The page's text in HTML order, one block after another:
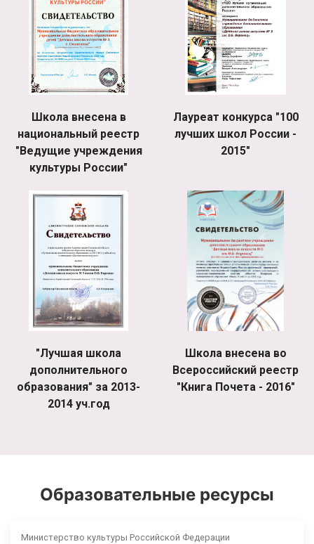
Школа внесена в
национальный реестр
"Ведущие учреждения
культуры России"
Лауреат конкурса "100
лучших школ России -
2015"
"Лучшая школа
дополнительного
образования" за 2013-
2014 уч.год
Школа внесена во
Всероссийский реестр
"Книга Почета - 2016"
Образовательные ресурсы
Министерство культуры Российской Федерации